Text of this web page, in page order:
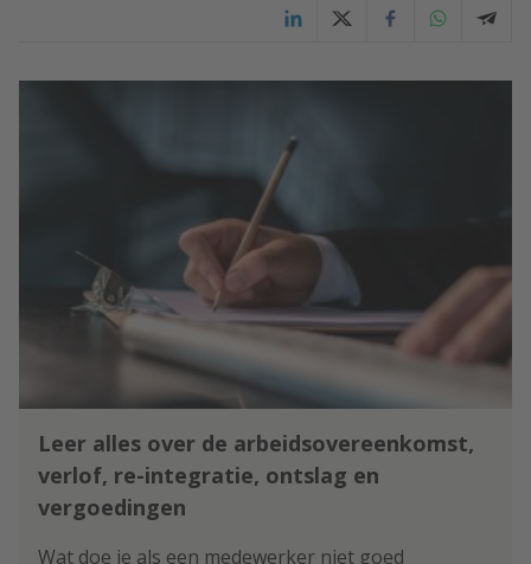
Leer alles over de arbeidsovereenkomst,
verlof, re-integratie, ontslag en
vergoedingen
Wat doe je als een medewerker niet goed